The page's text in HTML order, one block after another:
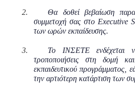
2.
Θα δοθεί βεβαίωση
συμμετοχή σας στο Executive
των ωρών εκπαίδευσης.
3.
Το ΙΝΣΕΤΕ ενδέχεται
τροποποιήσεις στη δομή
εκπαιδευτικού προγράμματος,
την αρτιότερη κατάρτιση των